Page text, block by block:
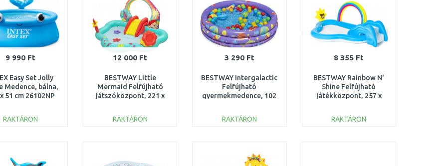
9 990 Ft
Easy Set Jolly
Medence, bálna,
51 cm 26102NP
RAKTÁRON
12 000 Ft
BESTWAY Little
Mermaid Felfújható
játszóközpont, 221 x
RAKTÁRON
3 290 Ft
BESTWAY Intergalactic
Felfújható
gyermekmedence, 102
RAKTÁRON
8 355 Ft
BESTWAY Rainbow N'
Shine Felfújható
játékközpont, 257 x
RAKTÁRON